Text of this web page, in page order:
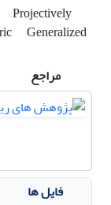
Projectively
Generalized
مراجع
فایل ها